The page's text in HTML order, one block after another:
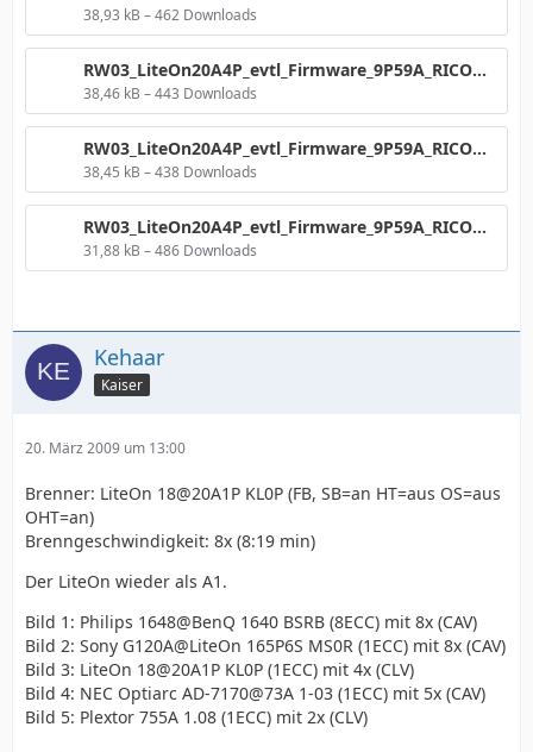
38,93 kB – 462 Downloads
RW03_LiteOn20A4P_evtl_Firmware_9P59A_RICOHJPN_W21_8x__Grafik__LiteOn20A4P__4CLV.png
38,46 kB – 443 Downloads
RW03_LiteOn20A4P_evtl_Firmware_9P59A_RICOHJPN_W21_8x__Grafik__NEC.png
38,45 kB – 438 Downloads
RW03_LiteOn20A4P_evtl_Firmware_9P59A_RICOHJPN_W21_8x__Plextor__2x.png
31,88 kB – 486 Downloads
Kehaar
Kaiser
20. März 2009 um 13:00
Brenner: LiteOn 18@20A1P KL0P (FB, SB=an HT=aus OS=aus
OHT=an)
Brenngeschwindigkeit: 8x (8:19 min)
Der LiteOn wieder als A1.
Bild 1: Philips 1648@BenQ 1640 BSRB (8ECC) mit 8x (CAV)
Bild 2: Sony G120A@LiteOn 165P6S MS0R (1ECC) mit 8x (CAV)
Bild 3: LiteOn 18@20A1P KL0P (1ECC) mit 4x (CLV)
Bild 4: NEC Optiarc AD-7170@73A 1-03 (1ECC) mit 5x (CAV)
Bild 5: Plextor 755A 1.08 (1ECC) mit 2x (CLV)